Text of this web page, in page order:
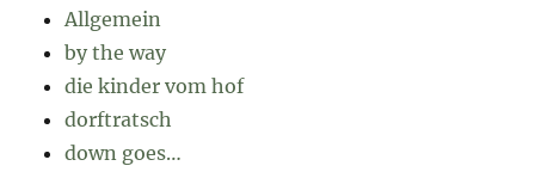
Allgemein
by the way
die kinder vom hof
dorftratsch
down goes…